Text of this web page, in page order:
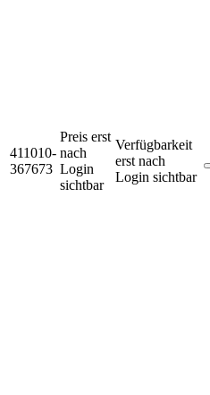
411010-
367673
Preis erst
nach
Login
sichtbar
Verfügbarkeit
erst nach
Login sichtbar